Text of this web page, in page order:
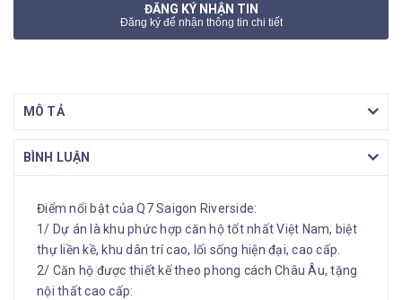
ĐĂNG KÝ NHẬN TIN
Đăng ký để nhận thông tin chi tiết
MÔ TẢ
BÌNH LUẬN
Điểm nổi bật của Q7 Saigon Riverside:
1/ Dự án là khu phức hợp căn hộ tốt nhất Việt Nam, biệt
thự liền kề, khu dân trí cao, lối sống hiện đại, cao cấp.
2/ Căn hộ được thiết kế theo phong cách Châu Âu, tặng
nội thất cao cấp: